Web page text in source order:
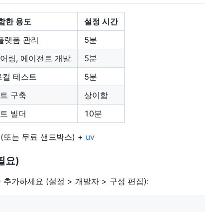
한 용도
설정 시간
랫폼 관리
5분
링, 에이전트 개발
5분
테스트
5분
구축
상이함
빌더 10분
(또는 무료 샌드박스) + uv
요)
추가하세요 (설정 > 개발자 > 구성 편집):